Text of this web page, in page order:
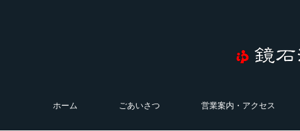
ホーム ごあいさつ 営業案内・アクセス